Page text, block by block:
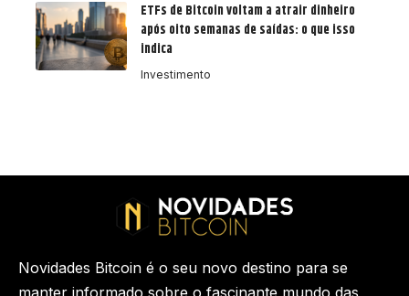
ETFs de Bitcoin voltam a atrair dinheiro
após oito semanas de saídas: o que isso
indica
Investimento
Novidades Bitcoin é o seu novo destino para se